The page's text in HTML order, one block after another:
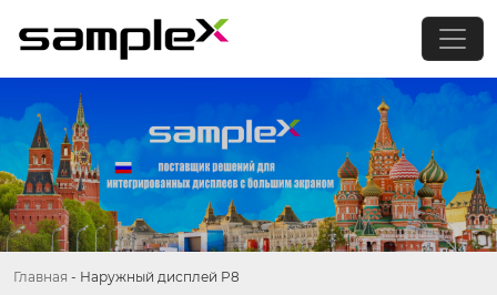
Главная - Наружный дисплей P8